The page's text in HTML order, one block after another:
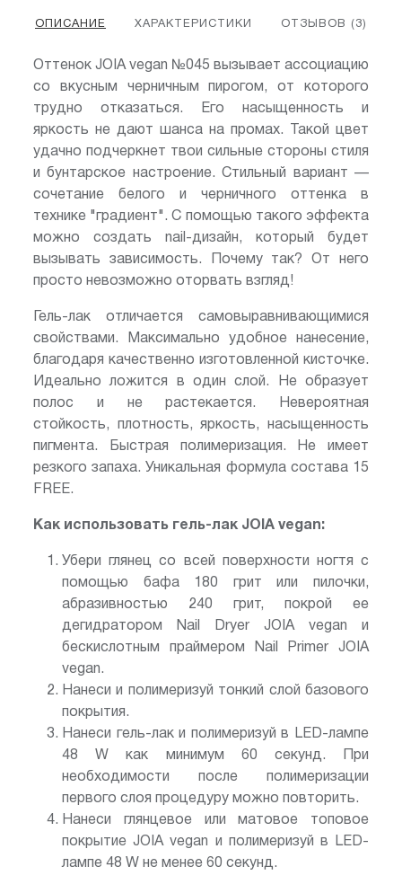
ОПИСАНИЕ ХАРАКТЕРИСТИКИ ОТЗЫВОВ (3)
Оттенок JOIA vegan №045 вызывает ассоциацию
со вкусным черничным пирогом, от которого
трудно отказаться. Его насыщенность и
яркость не дают шанса на промах. Такой цвет
удачно подчеркнет твои сильные стороны стиля
и бунтарское настроение. Стильный вариант —
сочетание белого и черничного оттенка в
технике "градиент". С помощью такого эффекта
можно создать nail-дизайн, который будет
вызывать зависимость. Почему так? От него
просто невозможно оторвать взгляд!
Гель-лак отличается самовыравнивающимися
свойствами. Максимально удобное нанесение,
благодаря качественно изготовленной кисточке.
Идеально ложится в один слой. Не образует
полос и не растекается. Невероятная
стойкость, плотность, яркость, насыщенность
пигмента. Быстрая полимеризация. Не имеет
резкого запаха. Уникальная формула состава 15
FREE.
Как использовать гель-лак JOIA vegan:
Убери глянец со всей поверхности ногтя с
помощью бафа 180 грит или пилочки,
абразивностью 240 грит, покрой ее
дегидратором Nail Dryer JOIA vegan и
бескислотным праймером Nail Primer JOIA
vegan.
Нанеси и полимеризуй тонкий слой базового
покрытия.
Нанеси гель-лак и полимеризуй в LED-лампе
48 W как минимум 60 секунд. При
необходимости после полимеризации
первого слоя процедуру можно повторить.
Нанеси глянцевое или матовое топовое
покрытие JOIA vegan и полимеризуй в LED-
лампе 48 W не менее 60 секунд.